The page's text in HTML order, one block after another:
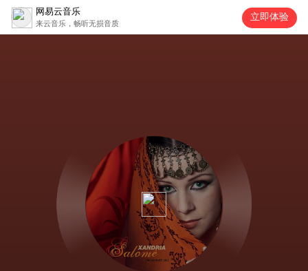
网易云音乐
来云音乐，畅听无损音质
立即体验